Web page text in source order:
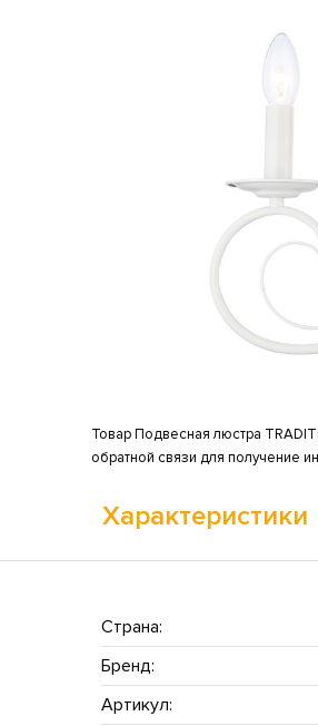
Товар Подвесная люстра
обратной связи для получение
Характеристики
Страна:
Бренд:
Артикул: